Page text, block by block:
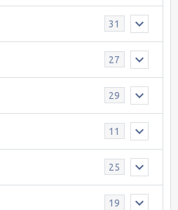
31
27
29
11
25
19